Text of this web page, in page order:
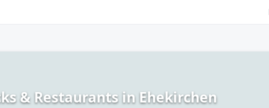
& Restaurants in Ehekirchen